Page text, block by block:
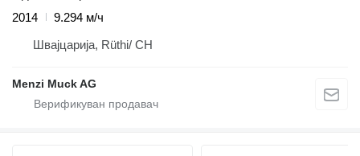
2014
9.294 м/ч
Швајцарија, Rüthi/ CH
Menzi Muck AG